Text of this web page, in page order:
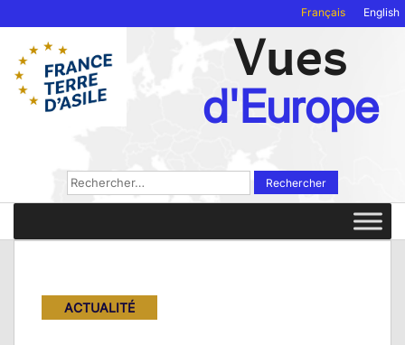
Français English
Vues
d'Europe
Rechercher :
ACTUALITÉ